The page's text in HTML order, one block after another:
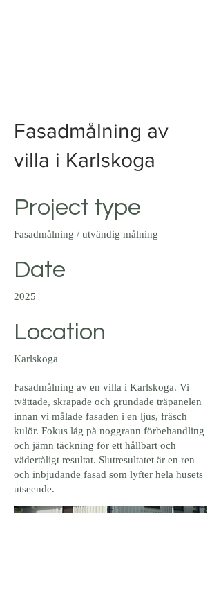
Fasadmålning av
villa i Karlskoga
Project type
Fasadmålning / utvändig målning
Date
2025
Location
Karlskoga
Fasadmålning av en villa i Karlskoga. Vi
tvättade, skrapade och grundade träpanelen
innan vi målade fasaden i en ljus, fräsch
kulör. Fokus låg på noggrann förbehandling
och jämn täckning för ett hållbart och
vädertåligt resultat. Slutresultatet är en ren
och inbjudande fasad som lyfter hela husets
utseende.